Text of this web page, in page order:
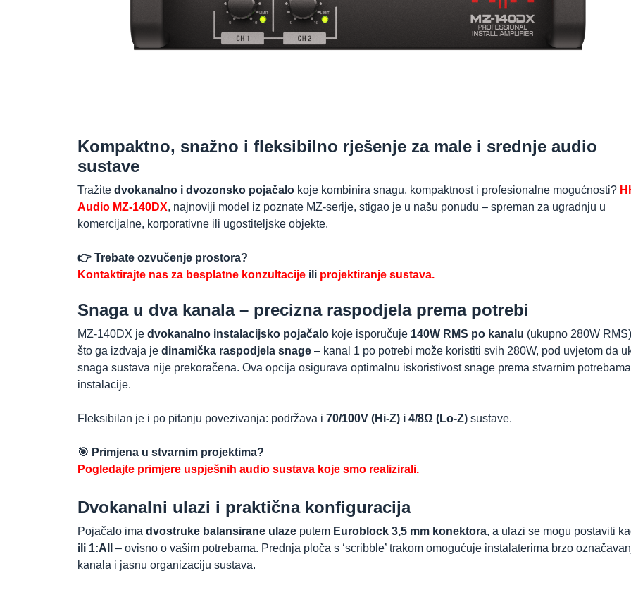
Kompaktno, snažno i fleksibilno rješenje za male i srednje audio
sustave
Tražite dvokanalno i dvozonsko pojačalo koje kombinira snagu, kompaktnost i profesionalne mogućnosti?
Audio MZ-140DX, najnoviji model iz poznate MZ-serije, stigao je u našu ponudu – spreman za ugradnju u
komercijalne, korporativne ili ugostiteljske objekte.
👉 Trebate ozvučenje prostora?
Kontaktirajte nas za besplatne konzultacije ili projektiranje sustava.
Snaga u dva kanala – precizna raspodjela prema potrebi
MZ-140DX je dvokanalno instalacijsko pojačalo koje isporučuje 140W RMS po kanalu (ukupno 280W
što ga izdvaja je dinamička raspodjela snage – kanal 1 po potrebi može koristiti svih 280W, pod uvjetom da
snaga sustava nije prekoračena. Ova opcija osigurava optimalnu iskoristivost snage prema stvarnim potrebama
instalacije.
Fleksibilan je i po pitanju povezivanja: podržava i 70/100V (Hi-Z) i 4/8Ω (Lo-Z) sustave.
🎯 Primjena u stvarnim projektima?
Pogledajte primjere uspješnih audio sustava koje smo realizirali.
Dvokanalni ulazi i praktična konfiguracija
Pojačalo ima dvostruke balansirane ulaze putem Euroblock 3,5 mm konektora, a ulazi se mogu postaviti
ili 1:All
– ovisno o vašim potrebama. Prednja ploča s ‘scribble’ trakom omogućuje instalaterima brzo
kanala i jasnu organizaciju sustava.